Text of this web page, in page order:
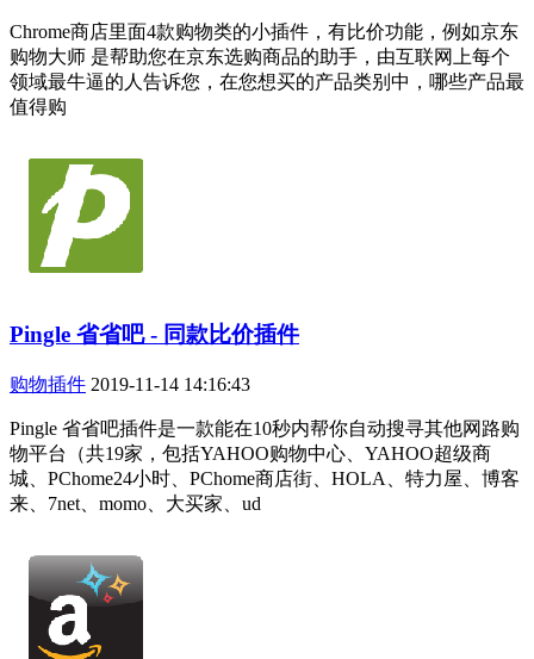
Chrome商店里面4款购物类的小插件，有比价功能，例如京东
购物大师 是帮助您在京东选购商品的助手，由互联网上每个
领域最牛逼的人告诉您，在您想买的产品类别中，哪些产品最
值得购
Pingle 省省吧 - 同款比价插件
购物插件 2019-11-14 14:16:43
Pingle 省省吧插件是一款能在10秒内帮你自动搜寻其他网路购
物平台（共19家，包括YAHOO购物中心、YAHOO超级商
城、PChome24小时、PChome商店街、HOLA、特力屋、博客
来、7net、momo、大买家、ud